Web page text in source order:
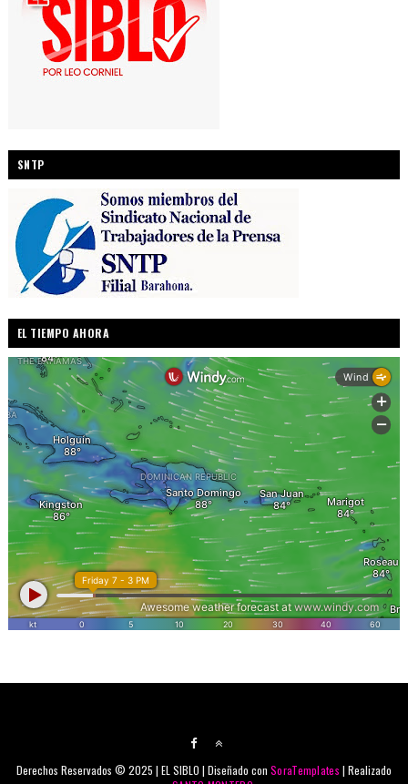
SNTP
EL TIEMPO AHORA
Derechos Reservados © 2025 | EL SIBLO | Diseñado conSoraTemplates | Realizado